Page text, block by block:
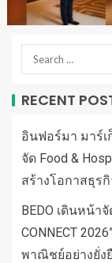
RECENT
อินฟอร์มา มาร์เ
จัด Food &
สร้างโอกาสธุร
BEDO เดินหน้า
CONNECT
พาณิชย์อย่างยั่ง